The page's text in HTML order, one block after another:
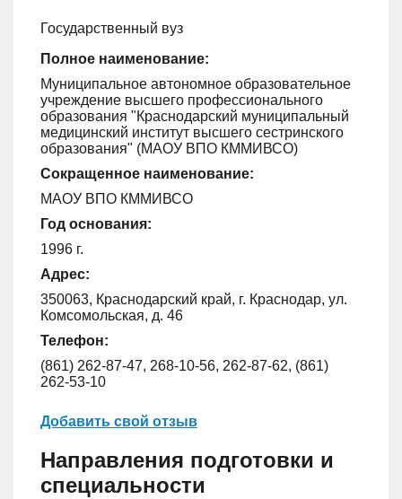
Государственный вуз
Полное наименование:
Муниципальное автономное образовательное
учреждение высшего профессионального
образования "Краснодарский муниципальный
медицинский институт высшего сестринского
образования" (МАОУ ВПО КММИВСО)
Сокращенное наименование:
МАОУ ВПО КММИВСО
Год основания:
1996 г.
Адрес:
350063, Краснодарский край, г. Краснодар, ул.
Комсомольская, д. 46
Телефон:
(861) 262-87-47, 268-10-56, 262-87-62, (861)
262-53-10
Добавить свой отзыв
Направления подготовки и
специальности